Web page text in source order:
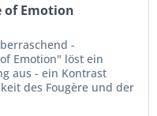
of Emotion
-
Emotion" löst ein
aus - ein Kontrast
des Fougère und der